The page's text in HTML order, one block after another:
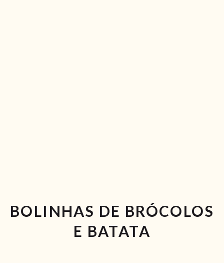
BOLINHAS DE BRÓCOLOS
E BATATA